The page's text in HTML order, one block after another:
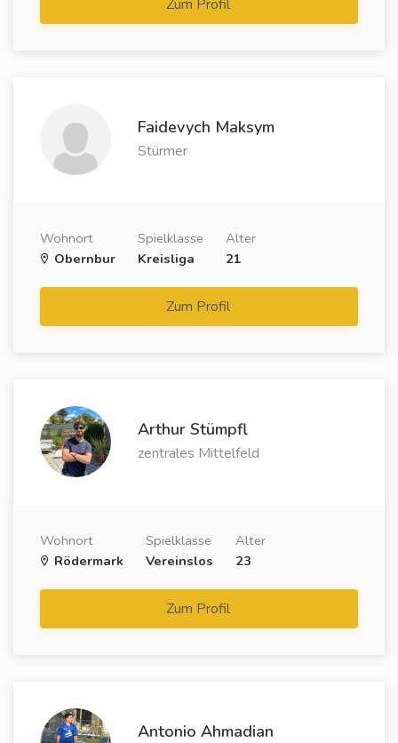
Zum Profil
Faidevych Maksym
Stürmer
Wohnort
Obernbur
Spielklasse
Kreisliga
Alter
21
Zum Profil
Arthur Stümpfl
zentrales Mittelfeld
Wohnort
Rödermark
Spielklasse
Vereinslos
Alter
23
Zum Profil
Antonio Ahmadian